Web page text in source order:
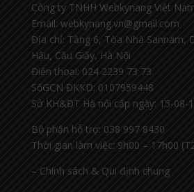
Công ty TNHH Webkynang Việt
Email: webkynang.vn@gmail.com
Địa chỉ: Tầng 6, Tòa Nhà Sannam,
Hậu, Cầu Giấy, Hà Nội
Điện thoại: 024 2239 73 73
SốGCN ĐKKD: 0107959448
Sở KH&ĐT Hà nội cấp ngày: 15-08-
Bộ phận hỗ trợ: 038 997 8430
Thời gian làm việc: 9h00 – 17h00
– Chính sách & Qui định chung